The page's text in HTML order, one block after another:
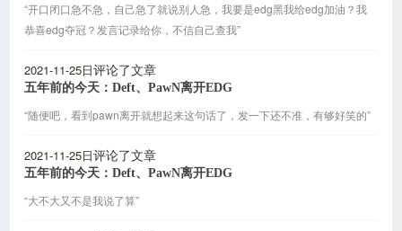
“开口闭口急不急，自己急了就说别人急，我要是edg黑我给edg加油？我
恭喜edg夺冠？发言记录给你，不信自己查我”
2021-11-25日评论了文章
五年前的今天：Deft、PawN离开EDG
“随便吧，看到pawn离开就想起来这句话了，发一下还不准，有够好笑的”
2021-11-25日评论了文章
五年前的今天：Deft、PawN离开EDG
“大不大又不是我说了算”